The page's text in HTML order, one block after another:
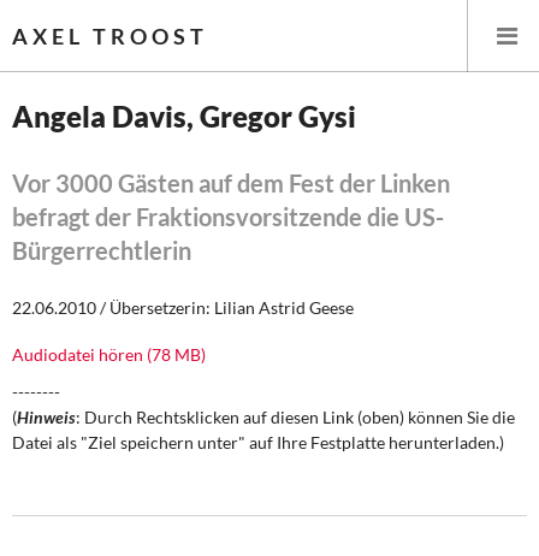
AXEL TROOST
Themen
Steuer- und Finanzpolitik
Öffentliche Infrastruktur und Daseinsvorsorge
Angela Davis, Gregor Gysi
Vor 3000 Gästen auf dem Fest der Linken
befragt der Fraktionsvorsitzende die US-
Bürgerrechtlerin
22.06.2010 / Übersetzerin: Lilian Astrid Geese
Audiodatei hören (78 MB)
--------
(Hinweis: Durch Rechtsklicken auf diesen Link (oben) können Sie die
Datei als "Ziel speichern unter" auf Ihre Festplatte herunterladen.)